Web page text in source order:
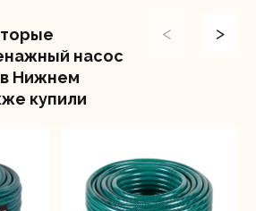
до 35 мм. Диаметр
1,5 дюйма обеспечивает
отведение воды.
задач, связанных с откачкой
для бытового использования,
нужд.
насос
Нижнем
купили
< >